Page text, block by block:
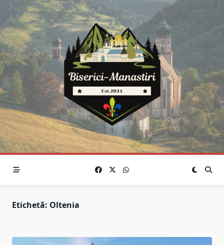
content
Etichetă: Oltenia